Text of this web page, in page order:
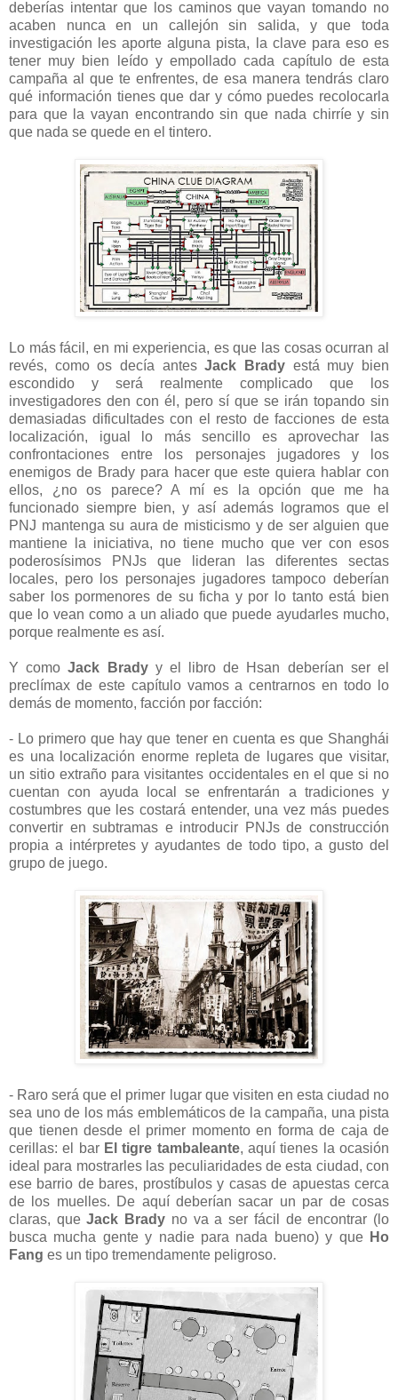
deberías intentar que los caminos que vayan tomando no
acaben nunca en un callejón sin salida, y que toda
investigación les aporte alguna pista, la clave para eso es
tener muy bien leído y empollado cada capítulo de esta
campaña al que te enfrentes, de esa manera tendrás claro
qué información tienes que dar y cómo puedes recolocarla
para que la vayan encontrando sin que nada chirríe y sin
que nada se quede en el tintero.
Lo más fácil, en mi experiencia, es que las cosas ocurran al
revés, como os decía antesJack Brady está muy bien
escondido y será realmente complicado que los
investigadores den con él, pero sí que se irán topando sin
demasiadas dificultades con el resto de facciones de esta
localización, igual lo más sencillo es aprovechar las
confrontaciones entre los personajes jugadores y los
enemigos de Brady para hacer que este quiera hablar con
ellos, ¿no os parece? A mí es la opción que me ha
funcionado siempre bien, y así además logramos que el
PNJ mantenga su aura de misticismo y de ser alguien que
mantiene la iniciativa, no tiene mucho que ver con esos
poderosísimos PNJs que lideran las diferentes sectas
locales, pero los personajes jugadores tampoco deberían
saber los pormenores de su ficha y por lo tanto está bien
que lo vean como a un aliado que puede ayudarles mucho,
porque realmente es así.
Y comoJack Bradyy el libro de Hsan deberían ser el
preclímax de este capítulo vamos a centrarnos en todo lo
demás de momento, facción por facción:
- Lo primero que hay que tener en cuenta es que Shanghái
es una localización enorme repleta de lugares que visitar,
un sitio extraño para visitantes occidentales en el que si no
cuentan con ayuda local se enfrentarán a tradiciones y
costumbres que les costará entender, una vez más puedes
convertir en subtramas e introducir PNJs de construcción
propia a intérpretes y ayudantes de todo tipo, a gusto del
grupo de juego.
- Raro será que el primer lugar que visiten en esta ciudad no
sea uno de los más emblemáticos de la campaña, una pista
que tienen desde el primer momento en forma de caja de
cerillas: el bar El tigre tambaleante, aquí tienes la ocasión
ideal para mostrarles las peculiaridades de esta ciudad, con
ese barrio de bares, prostíbulos y casas de apuestas cerca
de los muelles. De aquí deberían sacar un par de cosas
claras, queJack Brady no va a ser fácil de encontrar (lo
busca mucha gente y nadie para nada bueno) y que Ho
Fang es un tipo tremendamente peligroso.